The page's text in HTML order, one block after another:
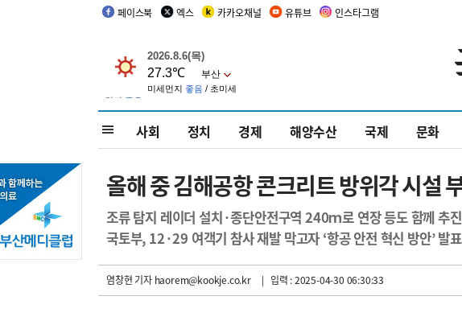
페이스북 엑스 카카오채널 유튜브 인스타그램
사회 정치 경제 해양수산 국제 문화
올해 중 김해공항 콘크리트 방위각 시설
조류 탐지 레이더 설치·종단안전구역 240ｍ로 연장 등도 함께 추진
국토부, 12·29 여객기 참사 재발 막고자 ‘항공 안전 혁신 방안’ 발표
염창현 기자haorem@kookje.co.kr | 입력 : 2025-04-30 06:30:33